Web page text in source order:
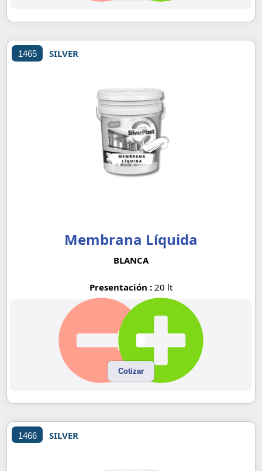
Membrana Líquida
BLANCA
Presentación : 20 lt
1465 SILVER
Cotizar
1466 SILVER